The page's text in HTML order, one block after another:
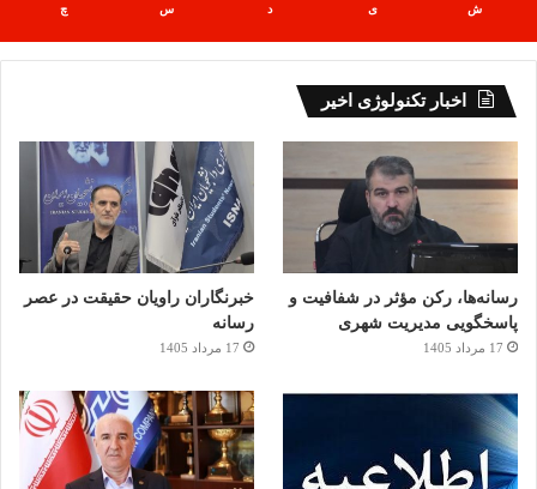
ش ی د س چ
اخبار تکنولوژی اخیر
رسانه‌ها، رکن مؤثر در شفافیت و
پاسخگویی مدیریت شهری
17 مرداد 1405
خبرنگاران راویان حقیقت در عصر
رسانه
17 مرداد 1405